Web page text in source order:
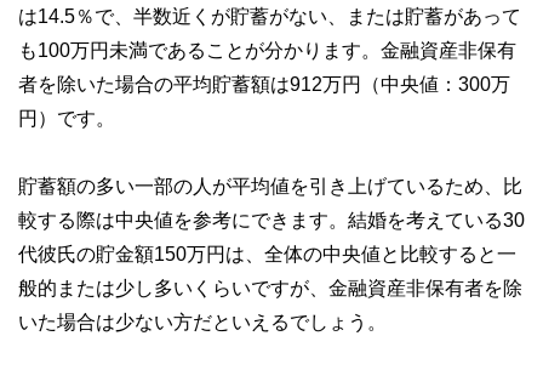
は14.5％で、半数近くが貯蓄がない、または貯蓄があって
も100万円未満であることが分かります。金融資産非保有
者を除いた場合の平均貯蓄額は912万円（中央値：300万
円）です。
貯蓄額の多い一部の人が平均値を引き上げているため、比
較する際は中央値を参考にできます。結婚を考えている30
代彼氏の貯金額150万円は、全体の中央値と比較すると一
般的または少し多いくらいですが、金融資産非保有者を除
いた場合は少ない方だといえるでしょう。